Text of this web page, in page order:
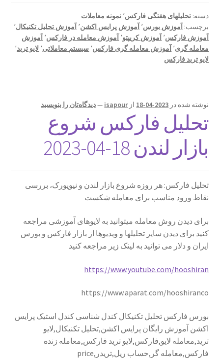
دسته: تحلیلهای هفتگی فارکس٬ نمونه معاملات
برچسب: آموزش بورس٬ آموزش پرایس اکشن٬ آموزش تحلیل تکنیکال٬
آموزش فارکس٬ آموزش کریپتو٬ آموزش معامله در فارکس٬ آموزش
معامله گری٬ آموزش معامله گری فارکس٬ سیستم معاملاتی٬ لایو ترید٬
لایو ترید فارکس
نوشته شده در 2023-04-18 ازisapour
—دیدگاه‌تان را بنویسید
تحلیل فارکس شروع
بازار لندن 18-04-2023
تحلیل فارکس: هر روزه شروع بازار لندن و نیویورک، بررسی
نقاط ورود مناسب برای معامله شکست
برای دیدن روش معامله میتوانید به لایوهای آموزشی مراجعه
کنید برای دیدن سایر تحلیلها و ویدیوها از بازار فارکس و بورس
ایران و دلار می توانید به لینک زیر مراجعه کنید
https://www.youtube.com/hooshiran
https://www.aparat.com/hooshiranco
بورس فارکس تحلیل تکنیکال کندل شناسی کندل استیک پرایس
اکشن آموزش رایگان پرایس اکشن,تحلیل تکنیکال,لایو
ترید,معامله لایو,فارکس,لایو ترید فارکس,معامله زنده
فارکس,معامله گر,حساب ریل,تریدر,price